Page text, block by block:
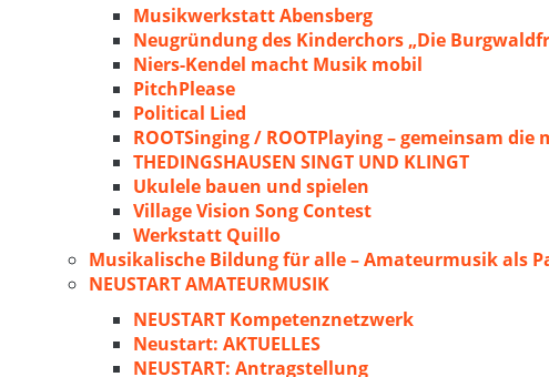
Musikwerkstatt Abensberg
Neugründung des Kinderchors „Die
Niers-Kendel macht Musik mobil
PitchPlease
Political Lied
ROOTSinging / ROOTPlaying – gemeinsam
THEDINGSHAUSEN SINGT UND KLINGT
Ukulele bauen und spielen
Village Vision Song Contest
Werkstatt Quillo
Musikalische Bildung für alle – Amateurmusik als
NEUSTART AMATEURMUSIK
NEUSTART Kompetenznetzwerk
Neustart: AKTUELLES
NEUSTART: Antragstellung